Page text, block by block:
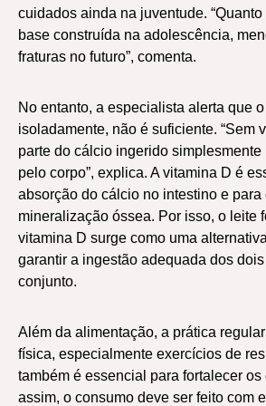
cuidados ainda na juventude. “Quanto
base construída na adolescência,
fraturas no futuro”, comenta.
No entanto, a especialista alerta que
isoladamente, não é suficiente. “Sem
parte do cálcio ingerido simplesmente
pelo corpo”, explica. A vitamina D é
absorção do cálcio no intestino e para
mineralização óssea. Por isso, o leite
vitamina D surge como uma
garantir a ingestão adequada dos
conjunto.
Além da alimentação, a prática
física, especialmente exercícios de
também é essencial para fortalecer os
assim, o consumo deve ser feito com